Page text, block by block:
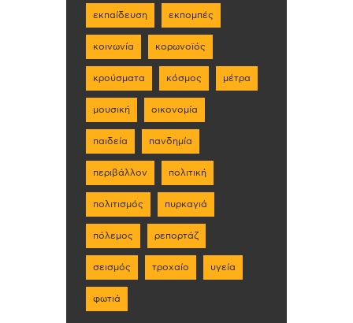
εκπαίδευση εκπομπές
κοινωνία κορωνοϊός
κρούσματα κόσμος μέτρα
μουσική οικονομία
παιδεία πανδημία
περιβάλλον πολιτική
πολιτισμός πυρκαγιά
πόλεμος ρεπορτάζ
σεισμός τροχαίο υγεία
φωτιά